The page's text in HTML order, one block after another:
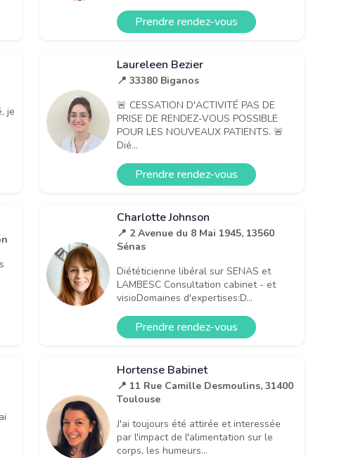
Prendre rendez-vous
je
Laureleen Bezier
📍 33380 Biganos
🚨 CESSATION D'ACTIVITÉ PAS DE
PRISE DE RENDEZ-VOUS POSSIBLE
POUR LES NOUVEAUX PATIENTS. 🚨
Dié...
Prendre rendez-vous
Charlotte Johnson
📍 2 Avenue du 8 Mai 1945, 13560
Sénas
Diététicienne libéral sur SENAS et
LAMBESC Consultation cabinet - et
visioDomaines d'expertises:D...
Prendre rendez-vous
Hortense Babinet
📍 11 Rue Camille Desmoulins, 31400
Toulouse
J'ai toujours été attirée et interessée
par l'impact de l'alimentation sur le
corps, les humeurs...